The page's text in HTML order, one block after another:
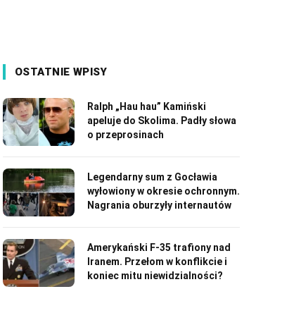
OSTATNIE WPISY
Ralph „Hau hau” Kamiński
apeluje do Skolima. Padły słowa
o przeprosinach
Legendarny sum z Gocławia
wyłowiony w okresie ochronnym.
Nagrania oburzyły internautów
Amerykański F-35 trafiony nad
Iranem. Przełom w konflikcie i
koniec mitu niewidzialności?